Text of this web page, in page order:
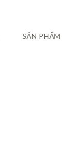
SẢN PHẨM